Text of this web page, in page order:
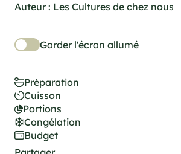
Auteur : Les Cultures de chez nous
Garder l'écran allumé
Préparation
Cuisson
Portions
Congélation
Budget